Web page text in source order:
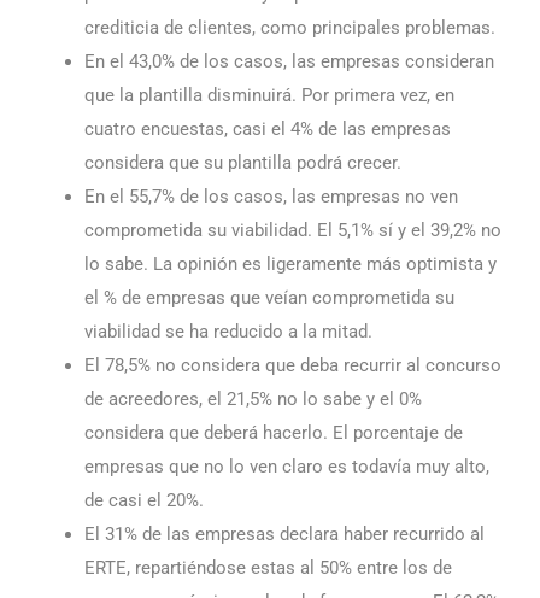
crediticia de clientes, como principales problemas.
En el 43,0% de los casos, las empresas consideran
que la plantilla disminuirá. Por primera vez, en
cuatro encuestas, casi el 4% de las empresas
considera que su plantilla podrá crecer.
En el 55,7% de los casos, las empresas no ven
comprometida su viabilidad. El 5,1% sí y el 39,2% no
lo sabe. La opinión es ligeramente más optimista y
el % de empresas que veían comprometida su
viabilidad se ha reducido a la mitad.
El 78,5% no considera que deba recurrir al concurso
de acreedores, el 21,5% no lo sabe y el 0%
considera que deberá hacerlo. El porcentaje de
empresas que no lo ven claro es todavía muy alto,
de casi el 20%.
El 31% de las empresas declara haber recurrido al
ERTE, repartiéndose estas al 50% entre los de